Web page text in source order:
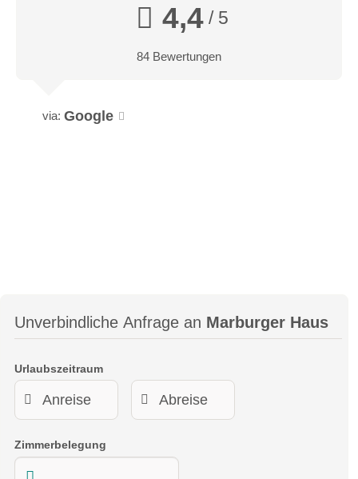
4,4/ 5
84 Bewertungen
via: Google
Unverbindliche Anfrage an Marburger Haus
Urlaubszeitraum
Zimmerbelegung